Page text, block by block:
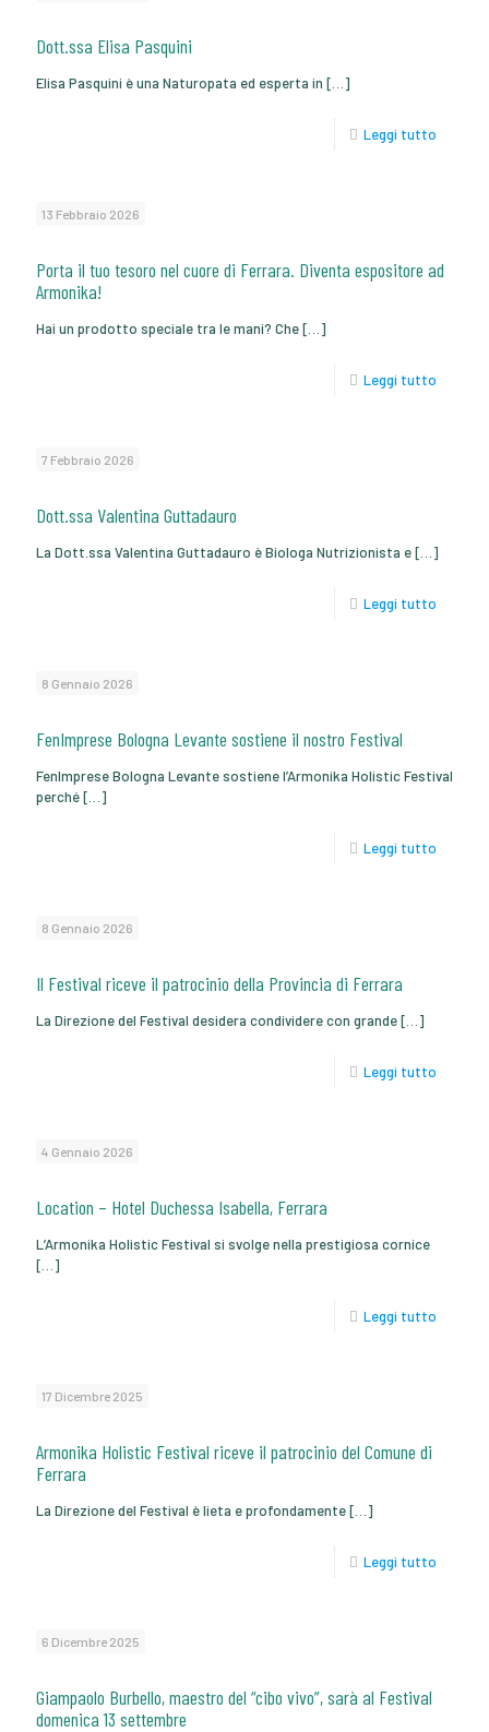
Dott.ssa Elisa Pasquini
Elisa Pasquini è una Naturopata ed esperta in […]
Leggi tutto
13 Febbraio 2026
Porta il tuo tesoro nel cuore di Ferrara. Diventa espositore ad
Armonika!
Hai un prodotto speciale tra le mani? Che[…]
Leggi tutto
7 Febbraio 2026
Dott.ssa Valentina Guttadauro
La Dott.ssa Valentina Guttadauro è Biologa Nutrizionista e[…]
Leggi tutto
8 Gennaio 2026
FenImprese Bologna Levante sostiene il nostro Festival
FenImprese Bologna Levante sostiene l’Armonika Holistic Festival
perché[…]
Leggi tutto
8 Gennaio 2026
Il Festival riceve il patrocinio della Provincia di Ferrara
La Direzione del Festival desidera condividere con grande[…]
Leggi tutto
4 Gennaio 2026
Location – Hotel Duchessa Isabella, Ferrara
L’Armonika Holistic Festival si svolge nella prestigiosa cornice
[…]
Leggi tutto
17 Dicembre 2025
Armonika Holistic Festival riceve il patrocinio del Comune di
Ferrara
La Direzione del Festival è lieta e profondamente[…]
Leggi tutto
6 Dicembre 2025
Giampaolo Burbello, maestro del “cibo vivo”, sarà al Festival
domenica 13 settembre